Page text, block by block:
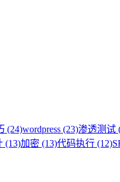
(24)wordpress (23)渗透测试
(13)加密 (13)代码执行 (12)